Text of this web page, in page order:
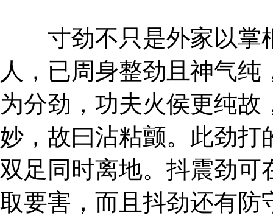
寸劲不只是外家以掌
人，已周身整劲且神气
为分劲，功夫火侯更纯
妙，故曰沾粘颤。此劲打
双足同时离地。抖震劲可
取要害，而且抖劲还有防